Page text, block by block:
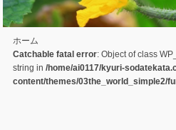
ホーム
Catchable fatal error: Object of class
string in /home/ai0117/kyuri-
content/themes/03the_world_simple2/